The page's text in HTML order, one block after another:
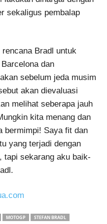
sekaligus pembalap
Bradl untuk
dan
sebelum jeda musim
akan dievaluasi
melihat seberapa jauh
kita menang dan
bermimpi! Saya fit dan
yang terjadi dengan
tapi sekarang aku baik-
MOTOGP STEFAN BRADL